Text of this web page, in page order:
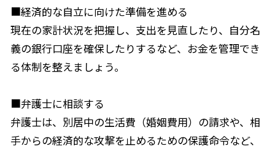
■経済的な自立に向けた準備を進める
現在の家計状況を把握し、支出を見直したり、自分名
義の銀行口座を確保したりするなど、お金を管理でき
る体制を整えましょう。
■弁護士に相談する
弁護士は、別居中の生活費（婚姻費用）の請求や、相
手からの経済的な攻撃を止めるための保護命令など、